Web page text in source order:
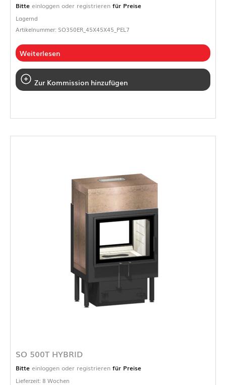
Bitte einloggen oder registrieren für Preise
Lagernd
Artikelnummer: SO350ER_45X45X45_PEL7
Weiterlesen
Zur Kommission hinzufügen
SO 500T HYBRID
Bitte einloggen oder registrieren für Preise
Lieferzeit: 8 Wochen